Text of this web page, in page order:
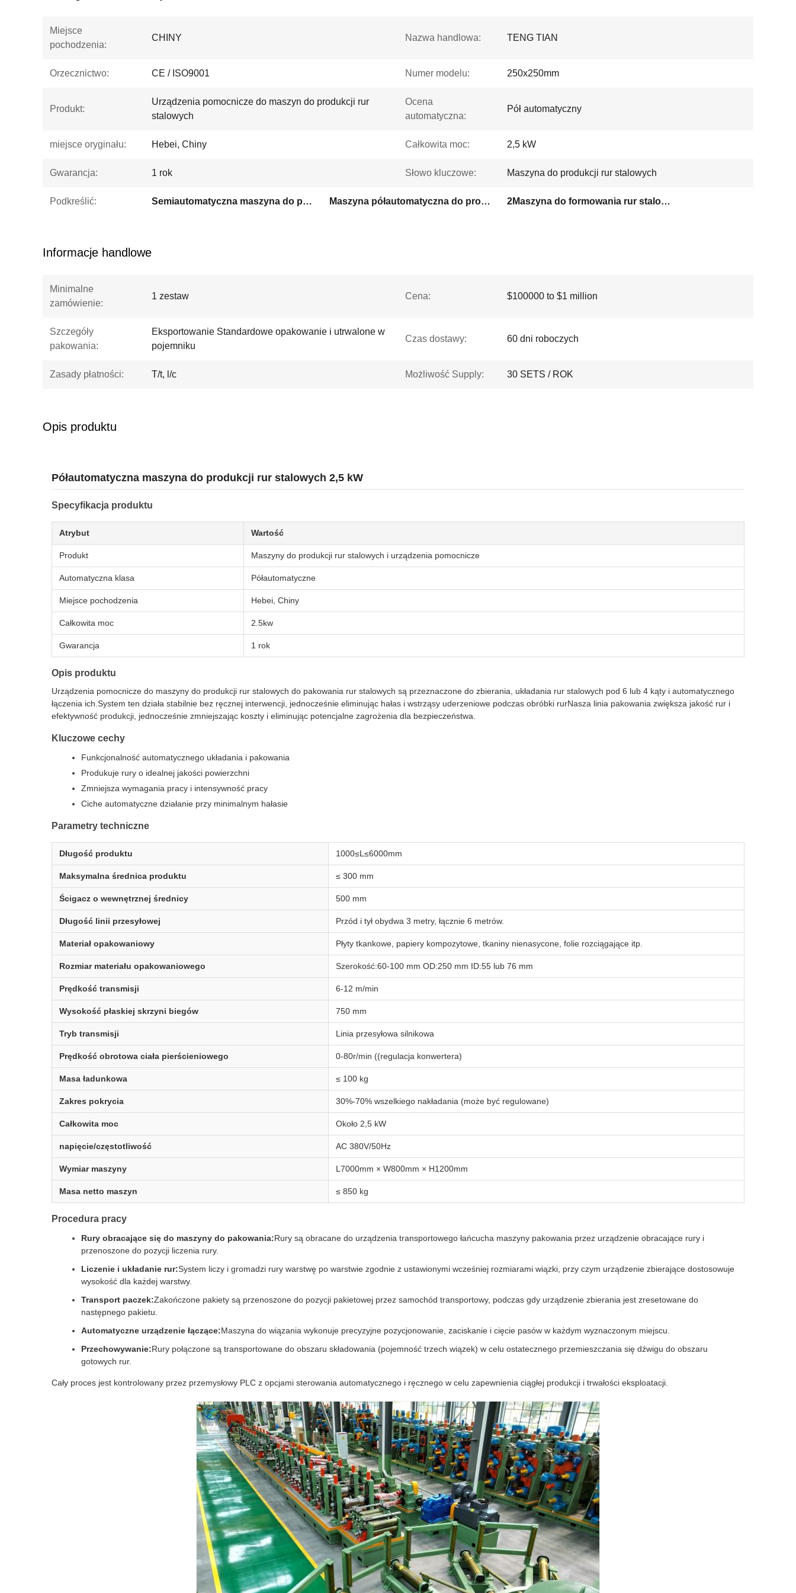
Miejsce
pochodzenia:
CHINY Nazwa handlowa: TENG TIAN
Orzecznictwo: CE / ISO9001 Numer modelu: 250x250mm
Produkt:
Urządzenia pomocnicze do maszyn do produkcji rur
stalowych
Ocena
automatyczna:
Pół automatyczny
miejsce oryginału: Hebei, Chiny Całkowita moc: 2,5 kW
Gwarancja: 1 rok Słowo kluczowe: Maszyna do produkcji rur stalowych
Podkreślić: Semiautomatyczna maszyna do produkcji rur metalowych Maszyna półautomatyczna do produkcji rur stalowych 2Maszyna do formowania rur stalowych o mocy 0
Informacje handlowe
Minimalne
zamówienie:
1 zestaw Cena: $100000 to $1 million
Szczegóły
pakowania:
Eksportowanie Standardowe opakowanie i utrwalone w
pojemniku
Czas dostawy: 60 dni roboczych
Zasady płatności: T/t, l/c Możliwość Supply: 30 SETS / ROK
Opis produktu
Półautomatyczna maszyna do produkcji rur stalowych 2,5 kW
Specyfikacja produktu
Atrybut Wartość
Produkt Maszyny do produkcji rur stalowych i urządzenia pomocnicze
Automatyczna klasa Półautomatyczne
Miejsce pochodzenia Hebei, Chiny
Całkowita moc 2.5kw
Gwarancja 1 rok
Opis produktu
Urządzenia pomocnicze do maszyny do produkcji rur stalowych do pakowania rur stalowych są przeznaczone do zbierania, układania rur stalowych pod 6 lub 4 kąty i automatycznego
łączenia ich.System ten działa stabilnie bez ręcznej interwencji, jednocześnie eliminując hałas i wstrząsy uderzeniowe podczas obróbki rurNasza linia pakowania zwiększa jakość rur i
efektywność produkcji, jednocześnie zmniejszając koszty i eliminując potencjalne zagrożenia dla bezpieczeństwa.
Kluczowe cechy
Funkcjonalność automatycznego układania i pakowania
Produkuje rury o idealnej jakości powierzchni
Zmniejsza wymagania pracy i intensywność pracy
Ciche automatyczne działanie przy minimalnym hałasie
Parametry techniczne
Długość produktu 1000≤L≤6000mm
Maksymalna średnica produktu ≤ 300 mm
Ścigacz o wewnętrznej średnicy 500 mm
Długość linii przesyłowej Przód i tył obydwa 3 metry, łącznie 6 metrów.
Materiał opakowaniowy Płyty tkankowe, papiery kompozytowe, tkaniny nienasycone, folie rozciągające itp.
Rozmiar materiału opakowaniowego Szerokość:60-100 mm OD:250 mm ID:55 lub 76 mm
Prędkość transmisji 6-12 m/min
Wysokość płaskiej skrzyni biegów 750 mm
Tryb transmisji Linia przesyłowa silnikowa
Prędkość obrotowa ciała pierścieniowego 0-80r/min ((regulacja konwertera)
Masa ładunkowa ≤ 100 kg
Zakres pokrycia 30%-70% wszelkiego nakładania (może być regulowane)
Całkowita moc Około 2,5 kW
napięcie/częstotliwość AC 380V/50Hz
Wymiar maszyny L7000mm × W800mm × H1200mm
Masa netto maszyn ≤ 850 kg
Procedura pracy
Rury obracające się do maszyny do pakowania:Rury są obracane do urządzenia transportowego łańcucha maszyny pakowania przez urządzenie obracające rury i
przenoszone do pozycji liczenia rury.
Liczenie i układanie rur:System liczy i gromadzi rury warstwę po warstwie zgodnie z ustawionymi wcześniej rozmiarami wiązki, przy czym urządzenie zbierające dostosowuje
wysokość dla każdej warstwy.
Transport paczek:Zakończone pakiety są przenoszone do pozycji pakietowej przez samochód transportowy, podczas gdy urządzenie zbierania jest zresetowane do
następnego pakietu.
Automatyczne urządzenie łączące:Maszyna do wiązania wykonuje precyzyjne pozycjonowanie, zaciskanie i cięcie pasów w każdym wyznaczonym miejscu.
Przechowywanie:Rury połączone są transportowane do obszaru składowania (pojemność trzech wiązek) w celu ostatecznego przemieszczania się dźwigu do obszaru
gotowych rur.
Cały proces jest kontrolowany przez przemysłowy PLC z opcjami sterowania automatycznego i ręcznego w celu zapewnienia ciągłej produkcji i trwałości eksploatacji.